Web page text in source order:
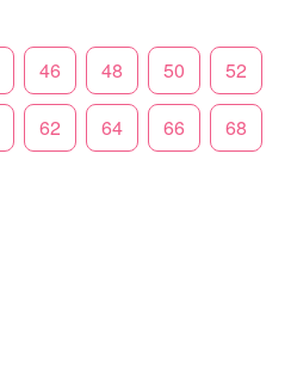
46 48 50 52
62 64 66 68